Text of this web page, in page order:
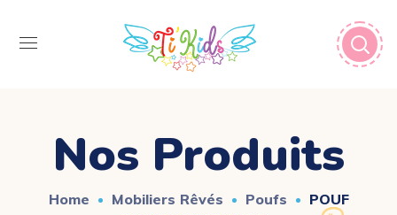
Nos Produits
Home Mobiliers Rêvés Poufs
POUF